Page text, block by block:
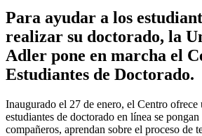
Para ayudar a los
realizar su doctorado, la
Adler pone en marcha el
Estudiantes de Doctorado.
Inaugurado el 27 de enero, el Centro ofrece
estudiantes de doctorado en línea se
compañeros, aprendan sobre el proceso de